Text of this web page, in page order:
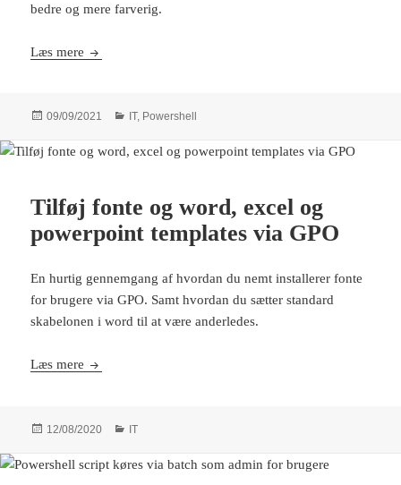
bedre og mere farverig.
Læs mere Farverig MS Windows Terminal Powershell Prompt
Udgivet
09/09/2021 Kategorier
IT, Powershell
Tilføj fonte og word, excel og
powerpoint templates via GPO
En hurtig gennemgang af hvordan du nemt installerer fonte
for brugere via GPO. Samt hvordan du sætter standard
skabelonen i word til at være anderledes.
Læs mere Tilføj fonte og word, excel og powerpoint templates via
Udgivet
12/08/2020 Kategorier
IT